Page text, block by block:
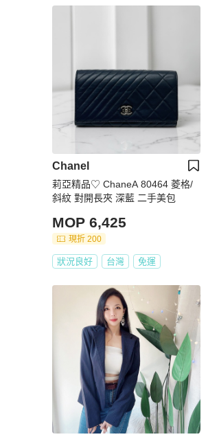
Chanel
莉亞精品♡ ChaneA 80464 菱格/
斜紋 對開長夾 深藍 二手美包
MOP 6,425
現折 200
狀況良好 台灣 免運